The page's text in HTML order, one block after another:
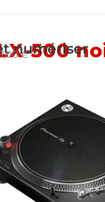
500
numériser
€